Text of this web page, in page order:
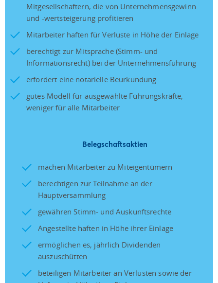
Mitgesellschaftern, die von Unternehmensgewinn
und -wertsteigerung profitieren
Mitarbeiter haften für Verluste in Höhe der Einlage
berechtigt zur Mitsprache (Stimm- und
Informationsrecht) bei der Unternehmensführung
erfordert eine notarielle Beurkundung
gutes Modell für ausgewählte Führungskräfte,
weniger für alle Mitarbeiter
Belegschaftsaktien
machen Mitarbeiter zu Miteigentümern
berechtigen zur Teilnahme an der
Hauptversammlung
gewähren Stimm- und Auskunftsrechte
Angestellte haften in Höhe ihrer Einlage
ermöglichen es, jährlich Dividenden
auszuschütten
beteiligen Mitarbeiter an Verlusten sowie der